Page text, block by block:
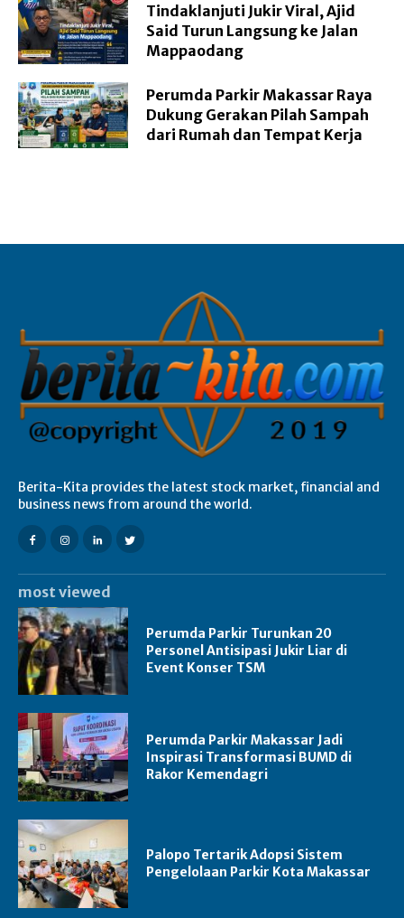
Tindaklanjuti Jukir Viral, Ajid
Said Turun Langsung ke Jalan
Mappaodang
Perumda Parkir Makassar Raya
Dukung Gerakan Pilah Sampah
dari Rumah dan Tempat Kerja
Berita-Kita provides the latest stock market, financial and
business news from around the world.
most viewed
Perumda Parkir Turunkan 20
Personel Antisipasi Jukir Liar di
Event Konser TSM
Perumda Parkir Makassar Jadi
Inspirasi Transformasi BUMD di
Rakor Kemendagri
Palopo Tertarik Adopsi Sistem
Pengelolaan Parkir Kota Makassar